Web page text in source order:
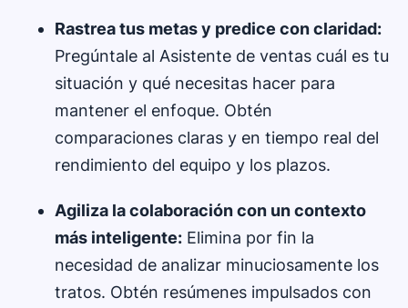
Rastrea tus metas y predice con claridad:
Pregúntale al Asistente de ventas cuál es tu
situación y qué necesitas hacer para
mantener el enfoque. Obtén
comparaciones claras y en tiempo real del
rendimiento del equipo y los plazos.
Agiliza la colaboración con un contexto
más inteligente: Elimina por fin la
necesidad de analizar minuciosamente los
tratos. Obtén resúmenes impulsados ​​con